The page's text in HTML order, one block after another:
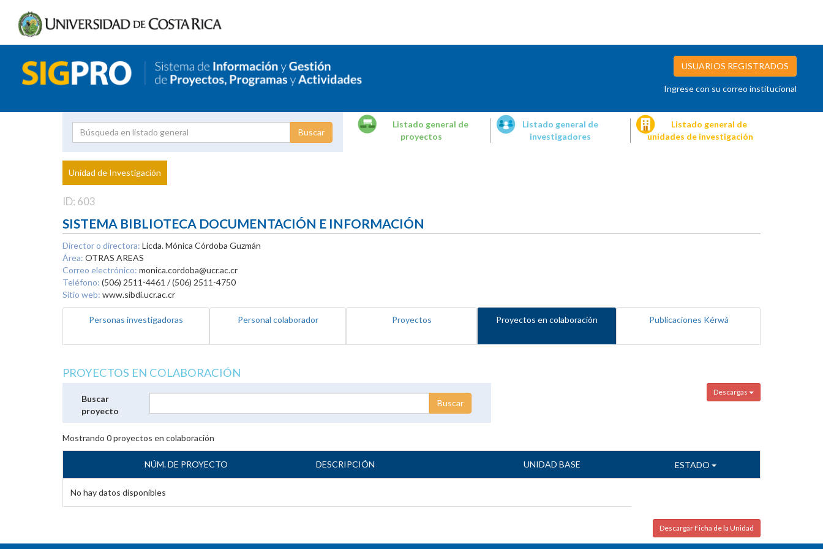
USUARIOS REGISTRADOS
Ingrese con su correo institucional
Proyecto
Investigador
Listado general de
proyectos
Listado general de
investigadores
Listado general de
unidades de investigación
Unidad de Investigación
ID: 603
SISTEMA BIBLIOTECA DOCUMENTACIÓN E INFORMACIÓN
Director o directora: Licda. Mónica Córdoba Guzmán
Área: OTRAS AREAS
Correo electrónico: monica.cordoba@ucr.ac.cr
Teléfono: (506) 2511-4461 / (506) 2511-4750
Sitio web: www.sibdi.ucr.ac.cr
Personas investigadoras Personal colaborador Proyectos Proyectos en colaboración Publicaciones Kérwá
PROYECTOS EN COLABORACIÓN
Descargas
Buscar
proyecto
Mostrando 0proyectos en colaboración
NÚM. DE PROYECTO DESCRIPCIÓN UNIDAD BASE ESTADO
No hay datos disponibles
Descargar Ficha de la Unidad